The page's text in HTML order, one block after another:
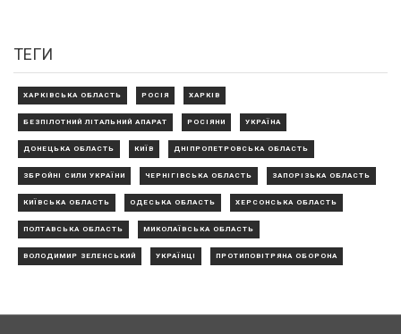
ТЕГИ
ХАРКІВСЬКА ОБЛАСТЬ РОСІЯ ХАРКІВ
БЕЗПІЛОТНИЙ ЛІТАЛЬНИЙ АПАРАТ РОСІЯНИ УКРАЇНА
ДОНЕЦЬКА ОБЛАСТЬ КИЇВ ДНІПРОПЕТРОВСЬКА ОБЛАСТЬ
ЗБРОЙНІ СИЛИ УКРАЇНИ ЧЕРНІГІВСЬКА ОБЛАСТЬ ЗАПОРІЗЬКА ОБЛАСТЬ
КИЇВСЬКА ОБЛАСТЬ ОДЕСЬКА ОБЛАСТЬ ХЕРСОНСЬКА ОБЛАСТЬ
ПОЛТАВСЬКА ОБЛАСТЬ МИКОЛАЇВСЬКА ОБЛАСТЬ
ВОЛОДИМИР ЗЕЛЕНСЬКИЙ УКРАЇНЦІ ПРОТИПОВІТРЯНА ОБОРОНА